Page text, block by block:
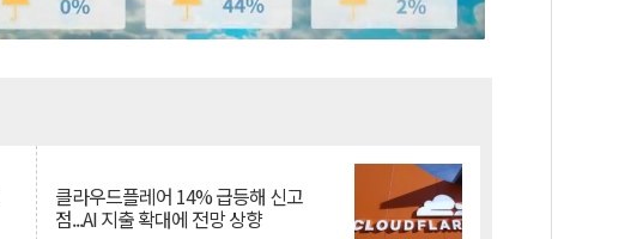
클라우드플레어 14% 급등해 신고
점...AI 지출 확대에 전망 상향